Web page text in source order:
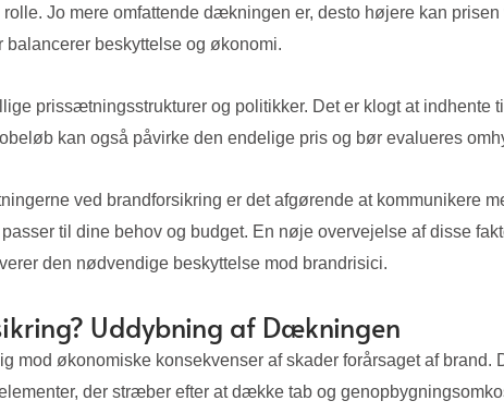
Jo mere omfattende dækningen er, desto højere kan
beskyttelse og økonomi.
prissætningsstrukturer og politikker. Det er klogt at indhente
kan også påvirke den endelige pris og bør evalueres
ved brandforsikring er det afgørende at kommunikere
til dine behov og budget. En nøje overvejelse af disse
den nødvendige beskyttelse mod brandrisici.
Uddybning af Dækningen
mod økonomiske konsekvenser af skader forårsaget af
der stræber efter at dække tab og